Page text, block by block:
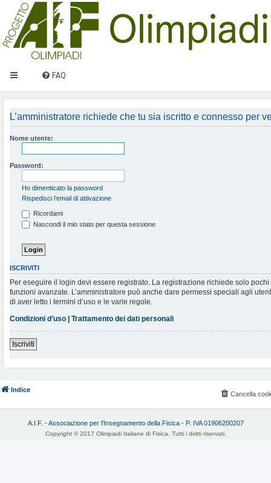
FAQ
L’amministratore richiede che tu sia iscritto e connesso per
Nome utente:
Password:
Ho dimenticato la password
Rispedisci l’email di attivazione
Ricordami
Nascondi il mio stato per questa sessione
ISCRIVITI
Per eseguire il login devi essere registrato. La registrazione richiede solo
funzioni avanzate. L’amministratore può anche dare permessi speciali agli
di aver letto i termini d’uso e le varie regole.
Condizioni d’uso | Trattamento dei dati personali
Iscriviti
Indice
Cancella
A.I.F. - Associazione per l'Insegnamento della Fisica - P. IVA 01906200207
Copyright © 2017 Olimpiadi Italiane di Fisica. Tutti i diritti riservati.